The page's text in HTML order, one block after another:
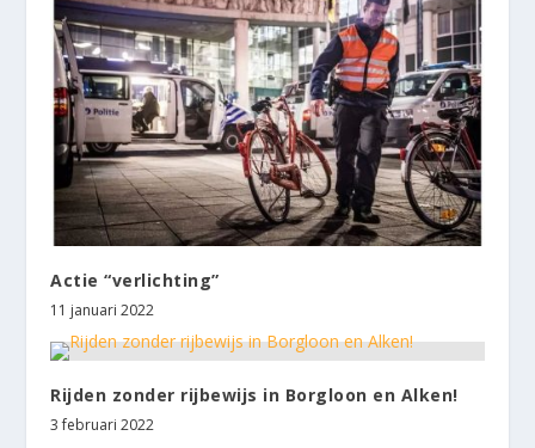
Actie “verlichting”
11 januari 2022
Rijden zonder rijbewijs in Borgloon en Alken!
3 februari 2022